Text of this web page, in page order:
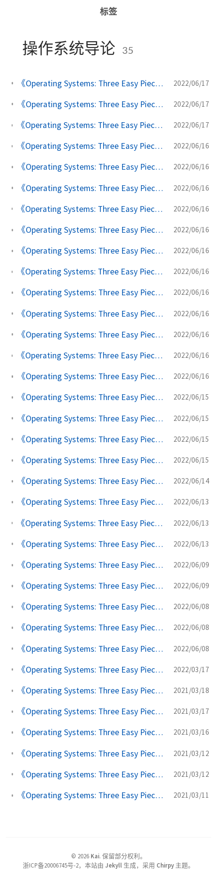
标签
操作系统导论 35
《Operating Systems: Three Easy Pieces》学习笔记(三十六) 数据完整性和保护 2022/06/17
《Operating Systems: Three Easy Pieces》学习笔记(三十五) 日志结构文件系统 2022/06/17
《Operating Systems: Three Easy Pieces》学习笔记(三十四) 崩溃一致性：FSCK和日志 2022/06/17
《Operating Systems: Three Easy Pieces》学习笔记(三十三) 局部性和快速文件系统 2022/06/16
《Operating Systems: Three Easy Pieces》学习笔记(三十二) 文件系统实现 2022/06/16
《Operating Systems: Three Easy Pieces》学习笔记(三十一) 插叙：文件和目录 2022/06/16
《Operating Systems: Three Easy Pieces》学习笔记(三十) 廉价冗余磁盘阵列（RAID） 2022/06/16
《Operating Systems: Three Easy Pieces》学习笔记(二十九) 磁盘驱动器 2022/06/16
《Operating Systems: Three Easy Pieces》学习笔记(二十八) I/O 设备 2022/06/16
《Operating Systems: Three Easy Pieces》学习笔记(二十七) 基于事件的并发（进阶） 2022/06/16
《Operating Systems: Three Easy Pieces》学习笔记(二十六) 常见并发问题 2022/06/16
《Operating Systems: Three Easy Pieces》学习笔记(二十五) 信号量 2022/06/16
《Operating Systems: Three Easy Pieces》学习笔记(二十四) 条件变量 2022/06/16
《Operating Systems: Three Easy Pieces》学习笔记(二十三) 基于锁的并发数据结构 2022/06/16
《Operating Systems: Three Easy Pieces》学习笔记(二十二) 锁 2022/06/16
《Operating Systems: Three Easy Pieces》学习笔记(二十一) 插叙：线程 API 2022/06/15
《Operating Systems: Three Easy Pieces》学习笔记(二十) 并发：介绍 2022/06/15
《Operating Systems: Three Easy Pieces》学习笔记(十九) VAX/VMS虚拟内存系统 2022/06/15
《Operating Systems: Three Easy Pieces》学习笔记(十八) 超越物理内存：策略 2022/06/15
《Operating Systems: Three Easy Pieces》学习笔记(十七) 超越物理内存：机制 2022/06/14
《Operating Systems: Three Easy Pieces》学习笔记(十六) 分页：较小的表 2022/06/13
《Operating Systems: Three Easy Pieces》学习笔记(十五) 分页：快速地址转换（TLB） 2022/06/13
《Operating Systems: Three Easy Pieces》学习笔记(十四) 分页：介绍 2022/06/13
《Operating Systems: Three Easy Pieces》学习笔记(十三) 空闲空间管理 2022/06/09
《Operating Systems: Three Easy Pieces》学习笔记(十二) 分段 2022/06/09
《Operating Systems: Three Easy Pieces》学习笔记(十一) 机制：地址转换 2022/06/08
《Operating Systems: Three Easy Pieces》学习笔记(十) 插叙：内存操作 API 2022/06/08
《Operating Systems: Three Easy Pieces》学习笔记(九) 抽象：地址空间 2022/06/08
《Operating Systems: Three Easy Pieces》学习笔记(七) 调度：比例份额 2022/03/17
《Operating Systems: Three Easy Pieces》学习笔记(六) 调度：多级反馈队列 2021/03/18
《Operating Systems: Three Easy Pieces》学习笔记(五) 进程调度：介绍 2021/03/17
《Operating Systems: Three Easy Pieces》学习笔记(四) 机制：受限直接执行 2021/03/16
《Operating Systems: Three Easy Pieces》学习笔记(三) 插叙：进程 API 2021/03/12
《Operating Systems: Three Easy Pieces》学习笔记(二) 抽象：进程 2021/03/12
《Operating Systems: Three Easy Pieces》学习笔记(一) 操作系统介绍 2021/03/11
© 2026 Kai. 保留部分权利。
浙ICP备20006745号-2，本站由 Jekyll 生成，采用 Chirpy 主题。